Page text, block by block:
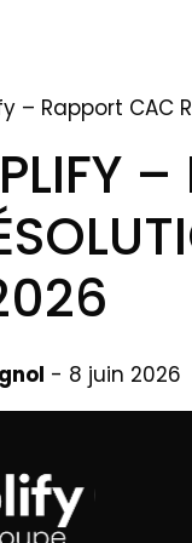
– Rapport CAC
–
- 8 juin 2026